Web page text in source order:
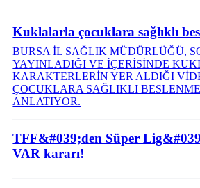
Kuklalarla çocuklara sağlıklı
BURSA İL SAĞLIK MÜDÜRLÜĞÜ,
YAYINLADIĞI VE İÇERİSİNDE
KARAKTERLERİN YER ALDIĞI
ÇOCUKLARA SAĞLIKLI
ANLATIYOR.
TFF&#039;den Süper
VAR kararı!